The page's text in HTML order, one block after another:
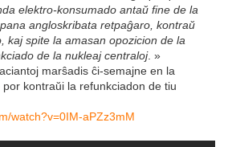
elektro-konsumado antaŭ fine de la
angloskribata retpaĝaro, kontraŭ
kaj spite la amasan opozicion de la
de la nukleaj centraloj. »
marŝadis ĉi-semajne en la
por kontraŭi la refunkciadon de tiu
watch?v=0IM-aPZz3mM